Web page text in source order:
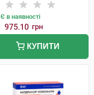
Є в наявності
975.10 грн
КУПИТИ